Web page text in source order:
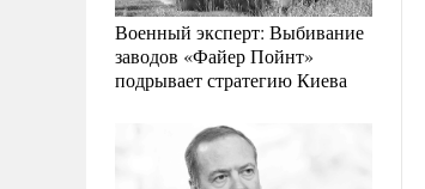
Военный эксперт: Выбивание
заводов «Файер Пойнт»
подрывает стратегию Киева